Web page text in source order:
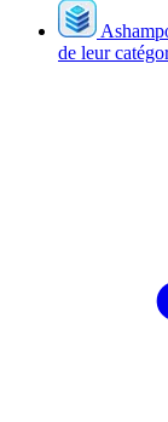
de leur